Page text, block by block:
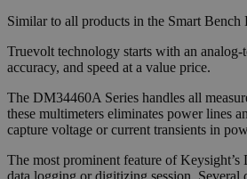
Similar to all products in the Smart
Truevolt technology starts with an
accuracy, and speed at a value price.
The DM34460A Series handles all
these multimeters eliminates power lines
capture voltage or current transients in
The most prominent feature of